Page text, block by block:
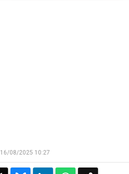
16/08/2025 10:27